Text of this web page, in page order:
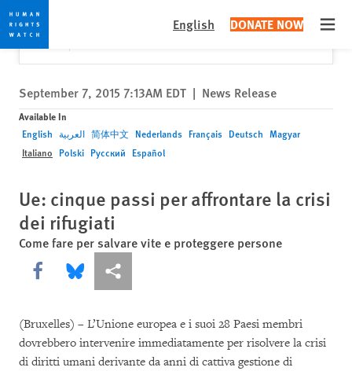
Skip
to
cookie
privacy
notice
Skip
to
main
content
English DONATE NOW
Would you like to read this page in English?
Yes
✕
September 7, 2015 7:13AM EDT | News Release
Available In
English العربية 简体中文 Nederlands Français Deutsch Magyar
Italiano Polski Русский Español
Ue: cinque passi per affrontare la crisi
dei rifugiati
Come fare per salvare vite e proteggere persone
Share this via Facebook
Share this via Bluesky
More sharing options
(Bruxelles) – L’Unione europea e i suoi 28 Paesi membri
dovrebbero intervenire immediatamente per risolvere la crisi
di diritti umani derivante da anni di cattiva gestione di